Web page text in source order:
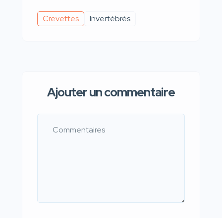
Crevettes Invertébrés
Ajouter un commentaire